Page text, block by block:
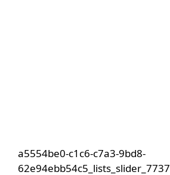
a5554be0-c1c6-c7a3-9bd8-
62e94ebb54c5_lists_slider_7737